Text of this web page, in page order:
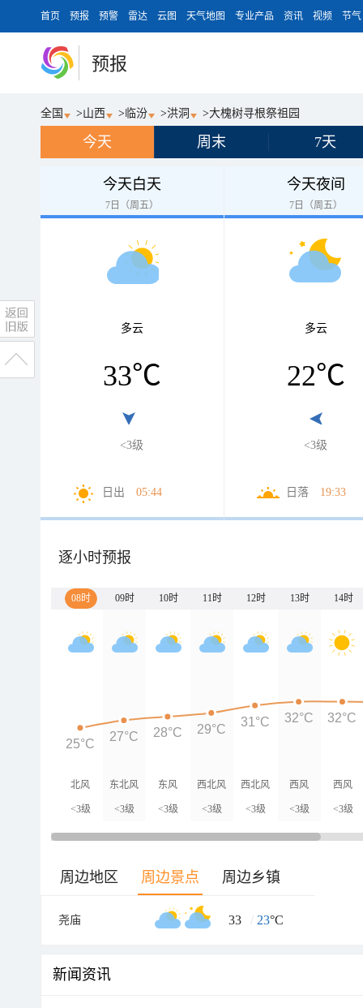
首页 预报 预警 雷达 云图 天气地图 专业产品 资讯 视频 节气
预报
全国 >山西 > 临汾 >洪洞 >大槐树寻根祭祖园
今天 周末 7天
今天白天
7日（周五）
多云
33℃
<3级
日出 05:44
今天夜间
7日（周五）
多云
22℃
<3级
日落 19:33
逐小时预报
08时 09时 10时 11时 12时 13时 14时
北风
<3级
东北风
<3级
东风
<3级
西北风
<3级
西北风
<3级
西风
<3级
西风
<3级
25°C
27°C 28°C 29°C
31°C 32°C 32°C
周边地区 周边景点 周边乡镇
尧庙 33 / 23°C
新闻资讯